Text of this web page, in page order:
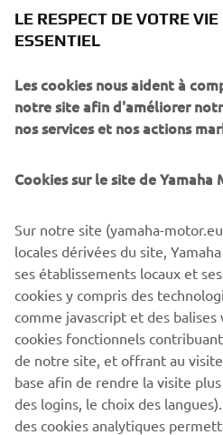
satisfait. »
— Daylin Postma,
sur le circuit TT Junior Track à
CONSULTEZ LE
LE RESPECT DE VOTRE
ESSENTIEL
Les cookies nous aident à
notre site afin d'améliorer
nos services et nos actions
Cookies sur le site de Yamaha
Sur notre site (yamaha-
locales dérivées du site,
ses établissements locaux et
cookies y compris des
comme javascript et des
cookies fonctionnels
de notre site, et offrant au
base afin de rendre la visite
des logins, le choix des
des cookies analytiques